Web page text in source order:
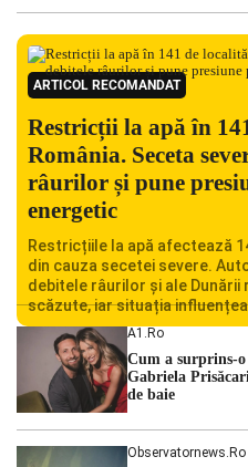
ARTICOL RECOMANDAT
Restricții la apă în
România. Seceta
râurilor și pune
energetic
Restricțiile la apă afectează
din cauza secetei severe.
debitele râurilor și ale
scăzute, iar situația
Centralei Nucleare de la
cu una dintre cele mai dificile
hidrologic din ultimii ani. Lipsa
A1.ro
Cum a surprins-
Gabriela
de baie
Observatornews.ro